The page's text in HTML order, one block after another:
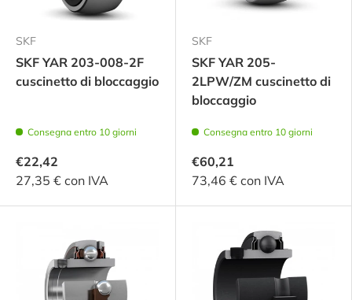
SKF
SKF YAR 203-008-2F
cuscinetto di bloccaggio
Consegna entro 10 giorni
€22,42
27,35 € con IVA
SKF
SKF YAR 205-
2LPW/ZM cuscinetto di
bloccaggio
Consegna entro 10 giorni
€60,21
73,46 € con IVA